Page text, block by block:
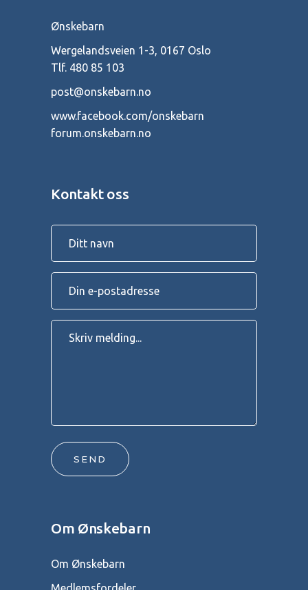
Ønskebarn
Wergelandsveien 1-3, 0167 Oslo
Tlf. 480 85 103
post@onskebarn.no
www.facebook.com/onskebarn
forum.onskebarn.no
Kontakt oss
SEND
Om Ønskebarn
Om Ønskebarn